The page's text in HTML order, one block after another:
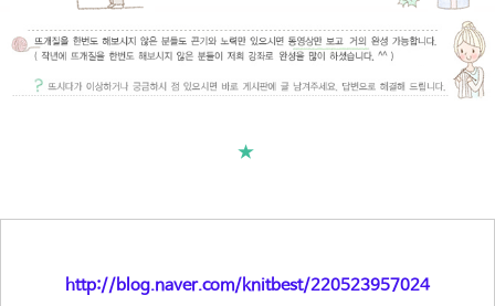
★
http://blog.naver.com/knitbest/220523957024